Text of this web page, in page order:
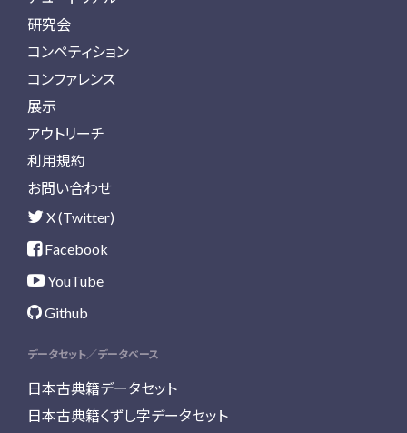
研究会
コンペティション
コンファレンス
展示
アウトリーチ
利用規約
お問い合わせ
X (Twitter)
Facebook
YouTube
Github
データセット／データベース
日本古典籍データセット
日本古典籍くずし字データセット